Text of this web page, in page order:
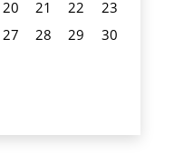
20 21 22
23
27 28 29
30